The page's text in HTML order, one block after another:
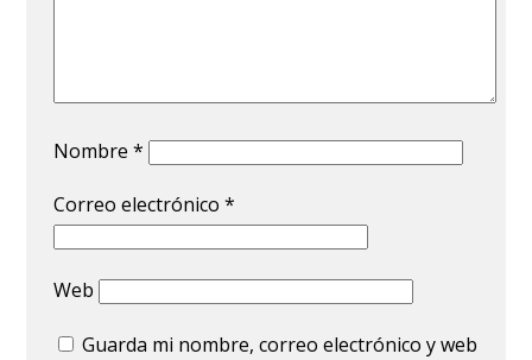
Nombre*
Correo electrónico*
Web
Guarda mi nombre, correo electrónico y web